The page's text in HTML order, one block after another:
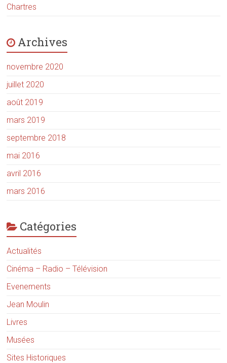
Chartres
Archives
novembre 2020
juillet 2020
août 2019
mars 2019
septembre 2018
mai 2016
avril 2016
mars 2016
Catégories
Actualités
Cinéma – Radio – Télévision
Evenements
Jean Moulin
Livres
Musées
Sites Historiques